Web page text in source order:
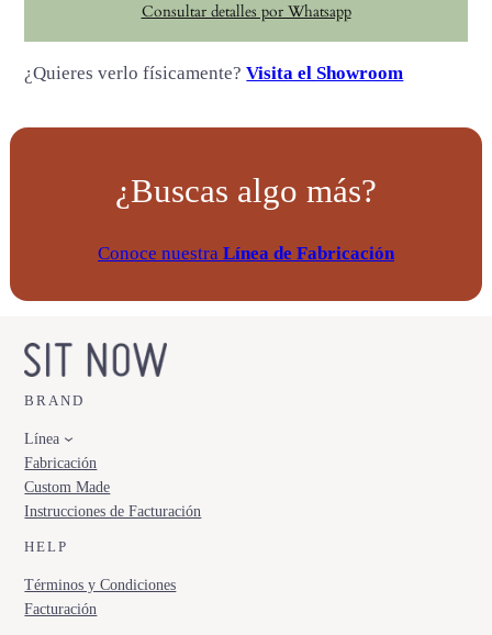
c
a
t
Consultar detalles por Whatsapp
¿Quieres verlo físicamente?Visita el Showroom
¿Buscas algo más?
Conoce nuestra Línea de Fabricación
BRAND
Línea
Fabricación
Custom Made
Instrucciones de Facturación
HELP
Términos y Condiciones
Facturación